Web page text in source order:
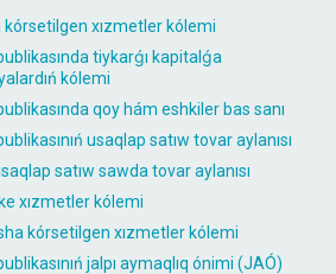
kórsetilgen xızmetler kólemi
tiykarǵı kapitalǵa
kólemi
qoy hám eshkiler bas sanı
usaqlap satıw tovar aylanısı
satıw sawda tovar aylanısı
xızmetler kólemi
kórsetilgen xızmetler kólemi
jalpı aymaqlıq ónimi (JAÓ)